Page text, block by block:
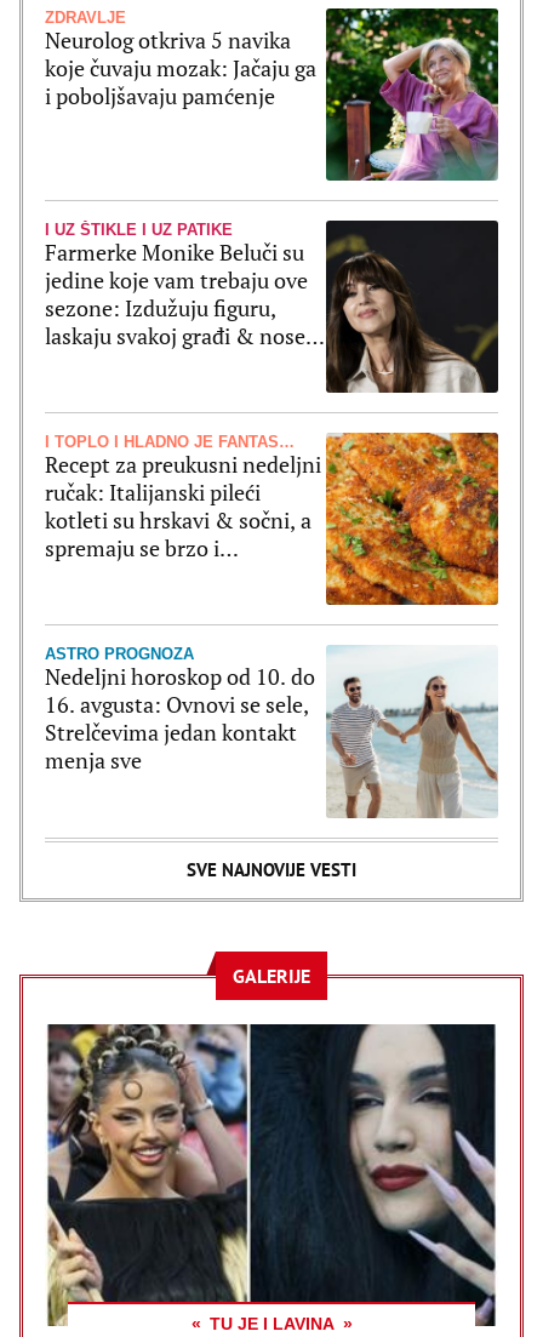
ZDRAVLJE
Neurolog otkriva 5 navika
koje čuvaju mozak: Jačaju ga
i poboljšavaju pamćenje
I UZ ŠTIKLE I UZ PATIKE
Farmerke Monike Beluči su
jedine koje vam trebaju ove
sezone: Izdužuju figuru,
laskaju svakoj građi & nose
I TOPLO I HLADNO JE FANTASTIČNO
Recept za preukusni nedeljni
ručak: Italijanski pileći
kotleti su hrskavi & sočni, a
spremaju se brzo i
ASTRO PROGNOZA
Nedeljni horoskop od 10. do
16. avgusta: Ovnovi se sele,
Strelčevima jedan kontakt
menja sve
SVE NAJNOVIJE VESTI
GALERIJE
TU JE I LAVINA